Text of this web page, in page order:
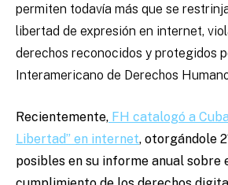
permiten todavía más que se
libertad de expresión en internet,
derechos reconocidos y protegidos
Interamericano de Derechos
Recientemente, FH catalogó a
Libertad” en internet, otorgándole
posibles en su informe anual sobre